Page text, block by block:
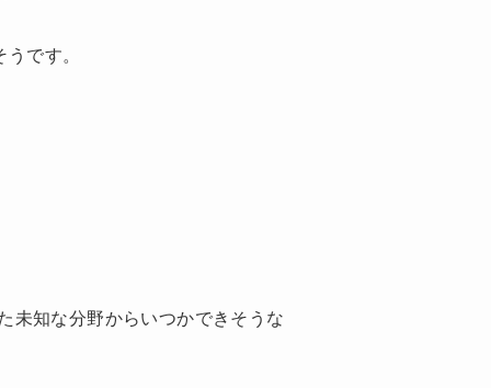
です。
未知な分野からいつかできそうな